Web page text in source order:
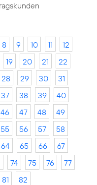
8 9 10 11
12
19 20 21
22
28 29 30
31
37 38 39
40
46 47 48
49
55 56 57
58
64 65 66
67
74 75 76
77
81 82